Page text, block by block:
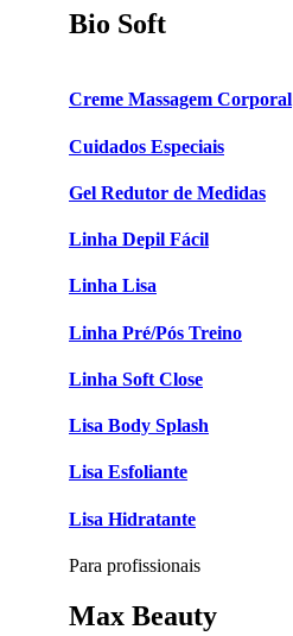
Bio Soft
Creme Massagem Corporal
Cuidados Especiais
Gel Redutor de Medidas
Linha Depil Fácil
Linha Lisa
Linha Pré/Pós Treino
Linha Soft Close
Lisa Body Splash
Lisa Esfoliante
Lisa Hidratante
Para profissionais
Max Beauty